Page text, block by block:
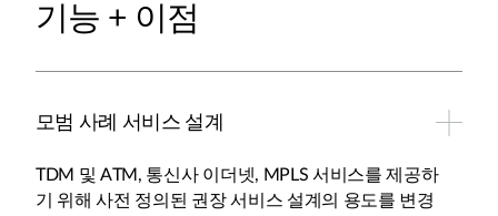
기능 + 이점
모범 사례 서비스 설계
TDM 및 ATM, 통신사 이더넷, MPLS 서비스를 제공하
기 위해 사전 정의된 권장 서비스 설계의 용도를 변경